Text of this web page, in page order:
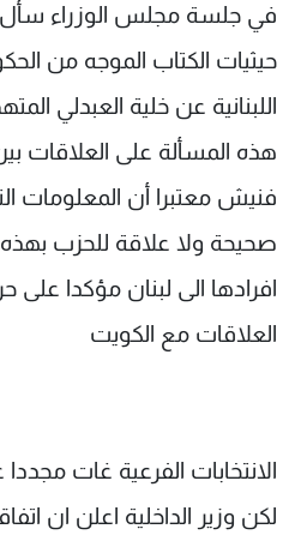
في جلسة مجلس الوزراء سأل
حيثيات الكتاب الموجه من
اللبنانية عن خلية العبدلي
هذه المسألة على العلاقات بين
فنيش معتبرا أن المعلومات
صحيحة ولا علاقة للحزب بهذه
افرادها الى لبنان مؤكدا
العلاقات مع الكويت
الانتخابات الفرعية غات
لكن وزير الداخلية اعلن ان